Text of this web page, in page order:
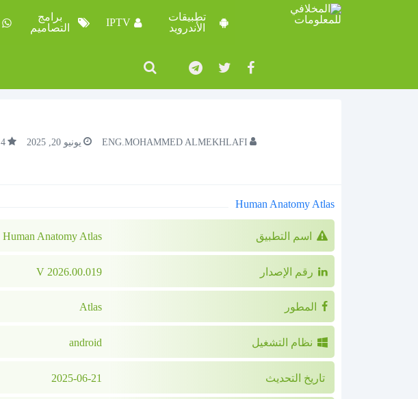
تطبيقات
الأندرويد
IPTV
برامج
التصاميم
ENG.MOHAMMED ALMEKHLAFI يونيو 20, 2025 4
Human Anatomy Atlas
اسم التطبيق Human Anatomy Atlas
رقم الإصدار 2026.00.019 V
المطور Atlas
نظام التشغيل android
تاريخ التحديث 2025-06-21